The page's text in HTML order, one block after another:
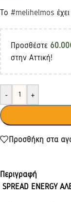
​Το #melihelmos
Προσθέστε 60.00
στην Αττική!
- +
Προσθήκη στα
Περιγραφή
SPREAD ENERGY